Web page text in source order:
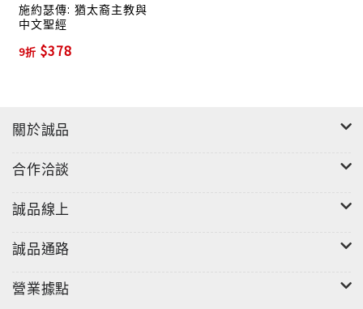
施約瑟傳: 猶太裔主教與
中文聖經
9折 $378
關於誠品
合作洽談
誠品線上
誠品通路
營業據點